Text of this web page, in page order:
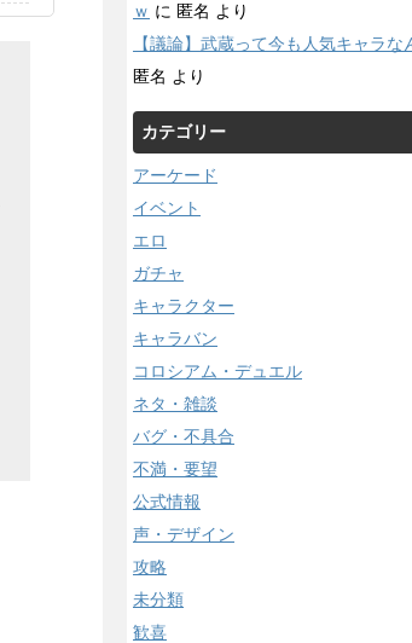
ｗ に 匿名 より
【議論】武蔵って今も人気キャラな
匿名 より
カテゴリー
アーケード
イベント
エロ
ガチャ
キャラクター
キャラバン
コロシアム・デュエル
ネタ・雑談
バグ・不具合
不満・要望
公式情報
声・デザイン
攻略
未分類
歓喜